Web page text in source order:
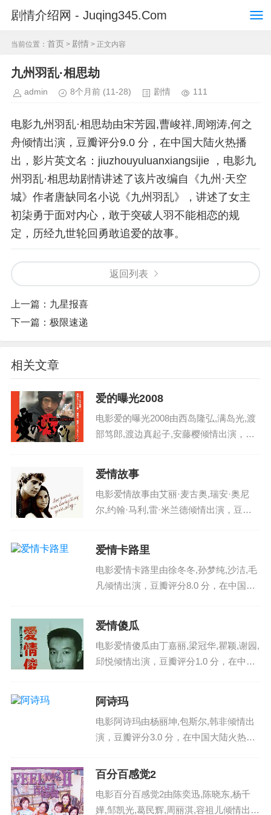
剧情介绍网 - Juqing345.Com
当前位置： 首页 > 剧情 > 正文内容
九州羽乱·相思劫
admin 8个月前 (11-28) 剧情 111
电影九州羽乱·相思劫由宋芳园,曹峻祥,周翊涛,何之
舟倾情出演，豆瓣评分9.0 分，在中国大陆火热播
出，影片英文名：jiuzhouyuluanxiangsijie ，电影九
州羽乱·相思劫剧情讲述了该片改编自《九州·天空
城》作者唐缺同名小说《九州羽乱》，讲述了女主
初柒勇于面对内心，敢于突破人羽不能相恋的规
定，历经九世轮回勇敢追爱的故事。
返回列表
上一篇： 九星报喜
下一篇： 极限速递
相关文章
爱的曝光2008
电影爱的曝光2008由西岛隆弘,满岛光,渡
部笃郎,渡边真起子,安藤樱倾情出演，豆
2008剧情讲述了高中生角田...
爱情故事
电影爱情故事由艾丽·麦古奥,瑞安·奥尼
尔,约翰·马利,雷·米兰德倾情出演，豆瓣
了洋溢着青春浪漫气息的哈佛大学校...
爱情卡路里
电影爱情卡路里由徐冬冬,孙梦纯,沙洁,毛
凡倾情出演，豆瓣评分8.0 分，在中国大
二代吴嘉豪为追求大学同学关淑颖，...
爱情傻瓜
电影爱情傻瓜由丁嘉丽,梁冠华,瞿颖,谢园,
邱悦倾情出演，豆瓣评分1.0 分，在中国
在陕北农村某地。翠儿（邱悦 饰）不...
阿诗玛
电影阿诗玛由杨丽坤,包斯尔,韩非倾情出
演，豆瓣评分3.0 分，在中国大陆火热播
剧情讲述了 在一个名叫阿着底的所
饰）心灵手...
百分百感觉2
电影百分百感觉2由陈奕迅,陈晓东,杨千
嬅,邹凯光,葛民辉,周丽淇,容祖儿倾情出